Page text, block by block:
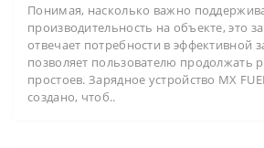
Понимая, насколько важно
производительность на объекте, это
отвечает потребности в эффективной
позволяет пользователю продолжать
простоев. Зарядное устройство MX
создано, чтоб..